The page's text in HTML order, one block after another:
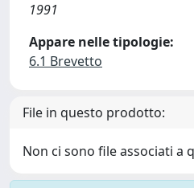
1991
Appare nelle tipologie:
6.1 Brevetto
File in questo prodotto:
Non ci sono file associati a